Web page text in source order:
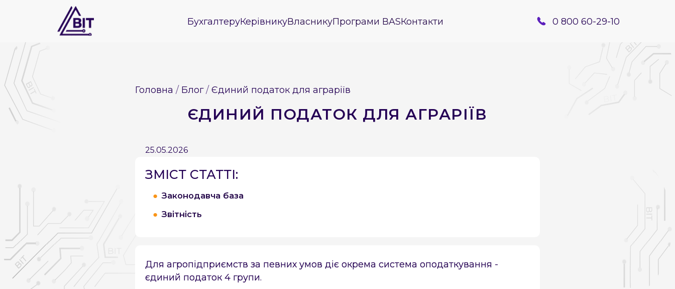
БухгалтеруКерівникуВласникуПрограми BASКонтакти 0 800 60-29-10
Головна Блог Єдиний податок для аграріїв
ЄДИНИЙ ПОДАТОК ДЛЯ АГРАРІЇВ
25.05.2026
ЗМІСТ СТАТТІ:
Законодавча база
Звітність
Для агропідприємств за певних умов діє окрема система оподаткування -
єдиний податок 4 групи.